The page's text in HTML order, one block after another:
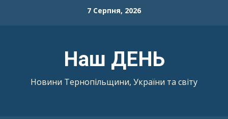
7 Серпня, 2026
Наш ДЕНЬ
Новини Тернопільщини, України та світу